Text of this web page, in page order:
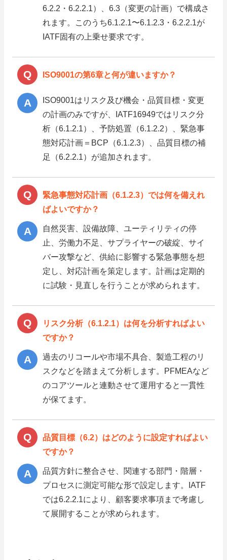
6.2.2・6.2.2.1）、6.3（変更の計画）で構成さ
れます。このうち6.1.2.1〜6.1.2.3・6.2.2.1が
IATF固有の上乗せ要求です。
ISO9001の第6章と何が違いますか？
ISO9001はリスク及び機会・品質目標・変更
の計画のみですが、IATF16949ではリスク分
析（6.1.2.1）、予防処置（6.1.2.2）、緊急事
態対応計画＝BCP（6.1.2.3）、品質目標の補
足（6.2.2.1）が追加されます。
緊急事態対応計画（6.1.2.3）では何を備えれ
ばよいですか？
自然災害、設備故障、ユーティリティの停
止、労働力不足、サプライヤーの破綻、サイ
バー攻撃など、供給に影響する緊急事態を想
定し、対応計画を策定します。計画は定期的
に試験・見直しを行うことが求められます。
リスク分析（6.1.2.1）は何を分析すればよい
ですか？
過去のリコールや市場不具合、製造工程のリ
スクなどを踏まえて分析します。PFMEAなど
のコアツールと連動させて運用すると一貫性
が保てます。
品質目標（6.2）はどのように設定すればよい
ですか？
品質方針に整合させ、関連する部門・階層・
プロセスに測定可能な形で設定します。IATF
では6.2.2.1により、顧客要求事項まで考慮し
て展開することが求められます。